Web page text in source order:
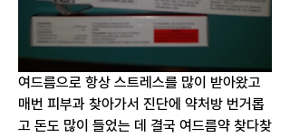
여드름으로 항상 스트레스를 많이 받아왔고
매번 피부과 찾아가서 진단에 약처방 번거롭
고 돈도 많이 들었는 데 결국 여드름약 찾다찾